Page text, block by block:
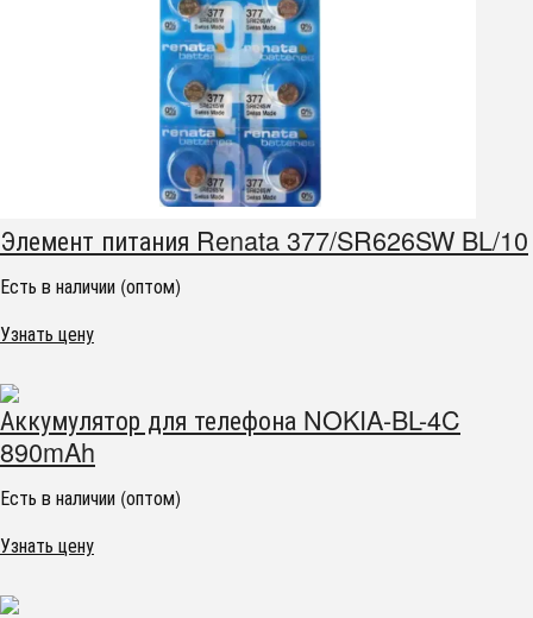
Элемент питания Renata 377/SR626SW BL/10
Есть в наличии (оптом)
Узнать цену
Аккумулятор для телефона NOKIA-BL-4C
890mAh
Есть в наличии (оптом)
Узнать цену